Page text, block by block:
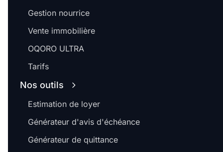
Gestion nourrice
Vente immobilière
OQORO ULTRA
Tarifs
Nos outils
Estimation de loyer
Générateur d'avis d'échéance
Générateur de quittance